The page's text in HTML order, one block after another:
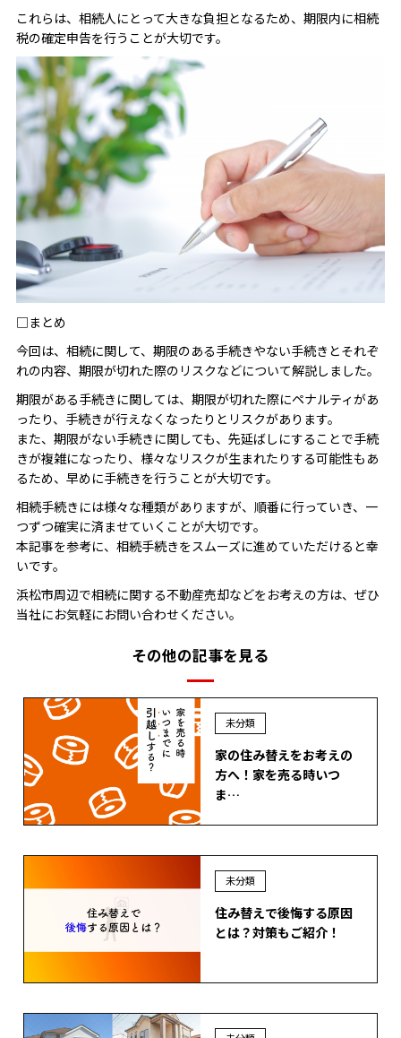
これらは、相続人にとって大きな負担となるため、期限内に相続
税の確定申告を行うことが大切です。
□まとめ
今回は、相続に関して、期限のある手続きやない手続きとそれぞ
れの内容、期限が切れた際のリスクなどについて解説しました。
期限がある手続きに関しては、期限が切れた際にペナルティがあ
ったり、手続きが行えなくなったりとリスクがあります。
また、期限がない手続きに関しても、先延ばしにすることで手続
きが複雑になったり、様々なリスクが生まれたりする可能性もあ
るため、早めに手続きを行うことが大切です。
相続手続きには様々な種類がありますが、順番に行っていき、一
つずつ確実に済ませていくことが大切です。
本記事を参考に、相続手続きをスムーズに進めていただけると幸
いです。
浜松市周辺で相続に関する不動産売却などをお考えの方は、ぜひ
当社にお気軽にお問い合わせください。
その他の記事を見る
未分類
家の住み替えをお考えの
方へ！家を売る時いつ
ま…
未分類
住み替えで後悔する原因
とは？対策もご紹介！